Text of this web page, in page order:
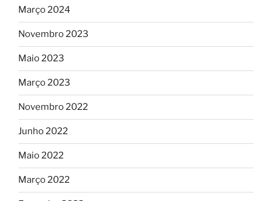
Março 2024
Novembro 2023
Maio 2023
Março 2023
Novembro 2022
Junho 2022
Maio 2022
Março 2022